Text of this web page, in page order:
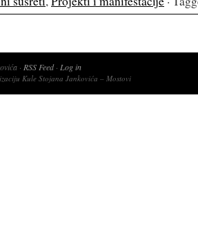
· RSS Feed· Log in
Kule Stojana Jankovića – Mostovi